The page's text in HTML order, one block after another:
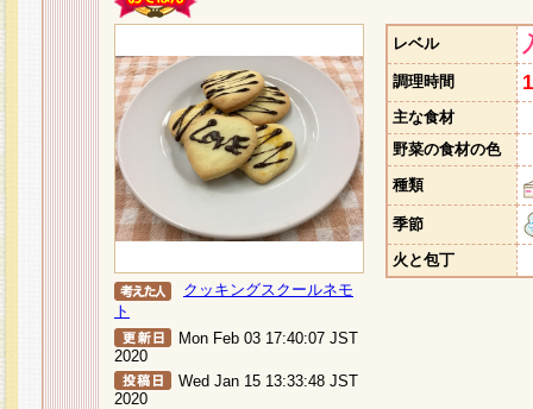
クッキングスクールネモ
ト
Mon Feb 03 17:40:07 JST
2020
Wed Jan 15 13:33:48 JST
2020
レベル
調理時間
主な食材
野菜の食材の色
種類
季節
火と包丁